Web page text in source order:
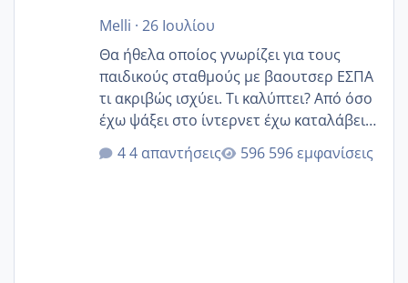
Melli · 26 Ιουλίου
Θα ήθελα οποίος γνωρίζει για τους
παιδικούς σταθμούς με βαουτσερ ΕΣΠΑ
τι ακριβώς ισχύει. Τι καλύπτει? Από όσο
έχω ψάξει στο ίντερνετ έχω καταλάβει
ότι το βαουτσερ καλύπτει όλα τα
δίδακτρα και τα τροφεια του ιδιωτικού
4 απαντήσεις 596 εμφανίσεις